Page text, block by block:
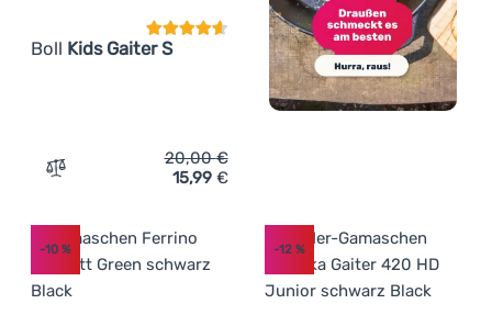
Boll Kids Gaiter S
Zum Vergleich 'Kinder-Gamaschen Boll Kids Gaiter S'
20,00€
15,99 €
-10 % -12%